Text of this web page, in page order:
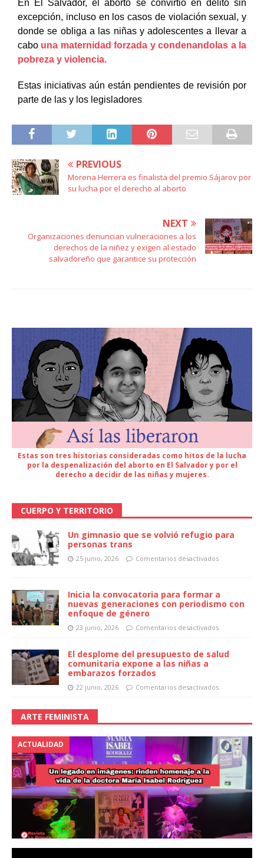
En El Salvador, el aborto se convirtió en delito sin
excepción, incluso en los casos de violación sexual, y
donde se obliga a las niñas y adolescentes a llevar a
cabo una maternidad forzada y condenandolas a la
pobreza y violencia.
Estas iniciativas aún están pendientes de revisión por
parte de las y los legisladores
PREVIOUS
Morena Herrera es finalista del premio Sájarov por
su lucha por el derecho al aborto
NEXT
Organizaciones denuncian vulneraciones a los
derechos de la niñez y exigen al estado
salvadoreño que garantice su protección
Estas son tres historias consideradas como hitos de la lucha
por la despenalización del aborto en El Salvador y por el
derecho a decidir de las niñas y mujeres.
CUERPO Y TERRITORIO
Un gimnasio que se volvió refugio para
personas trans
25 junio, 2026 Comentarios desactivados
Inicia la convocatoria para formar a
nuevas generaciones con periodismo con
enfoque de género
23 junio, 2026 Comentarios desactivados
El desplome del presupuesto de salud
comunitaria expone a las niñas a
embarazos forzados
22 junio, 2026 Comentarios desactivados
ARTE FEMINISTA
ACTUALIDAD